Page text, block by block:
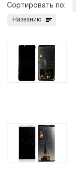
Сортировать по:
Названию